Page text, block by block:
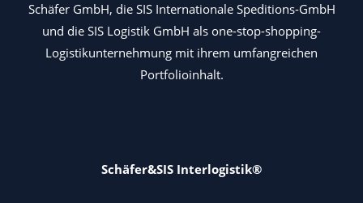
Schäfer GmbH, die SIS Internationale Speditions-GmbH
und die SIS Logistik GmbH als one-stop-shopping-
Logistikunternehmung mit ihrem umfangreichen
Portfolioinhalt.
Schäfer&SIS Interlogistik®